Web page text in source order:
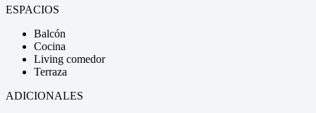
ESPACIOS
Balcón
Cocina
Living comedor
Terraza
ADICIONALES